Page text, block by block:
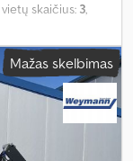
skaičius: 3,
programa
Mažas skelbimas